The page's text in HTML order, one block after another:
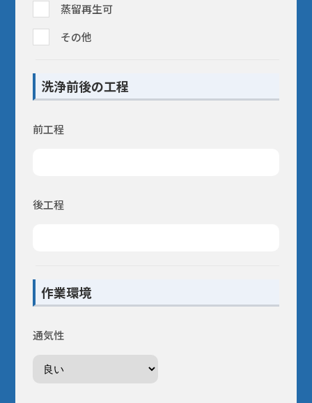
蒸留再生可
その他
洗浄前後の工程
前工程
後工程
作業環境
通気性